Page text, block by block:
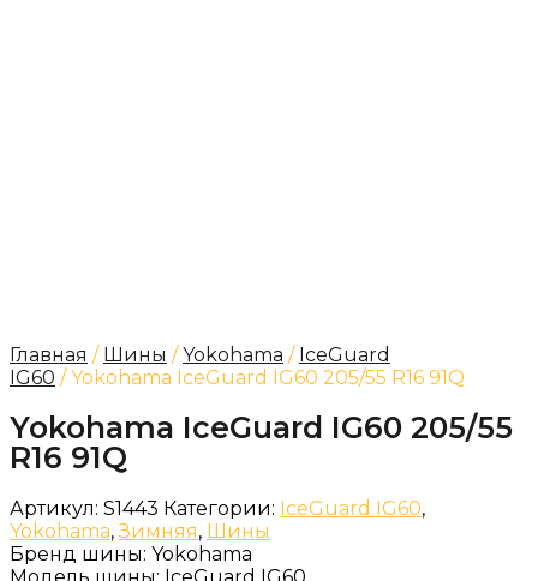
Главная / Шины /Yokohama / IceGuard
IG60 / Yokohama IceGuard IG60 205/55 R16 91Q
Yokohama IceGuard IG60 205/55
R16 91Q
Артикул: S1443 Категории: IceGuard IG60,
Yokohama,Зимняя, Шины
Бренд шины: Yokohama